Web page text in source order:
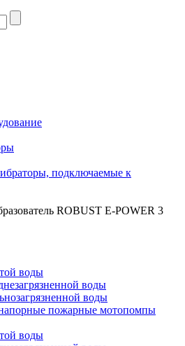
подключаемые к
ROBUST E-POWER 3
воды
воды
воды
пожарные мотопомпы
воды